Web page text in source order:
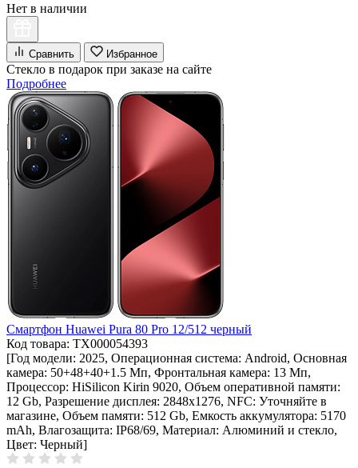
Нет в наличии
Сравнить Избранное
Стекло в подарок при заказе на сайте
Подробнее
Смартфон Huawei Pura 80 Pro 12/512 черный
Код товара: ТХ000054393
[Год модели: 2025, Операционная система: Android, Основная
камера: 50+48+40+1.5 Мп, Фронтальная камера: 13 Мп,
Процессор: HiSilicon Kirin 9020, Объем оперативной памяти:
12 Gb, Разрешение дисплея: 2848x1276, NFC: Уточняйте в
магазине, Объем памяти: 512 Gb, Емкость аккумулятора: 5170
mAh, Влагозащита: IP68/69, Материал: Алюминий и стекло,
Цвет: Черный]